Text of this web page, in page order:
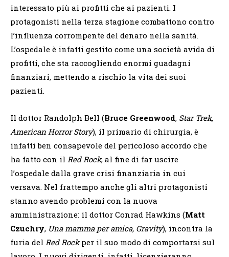
interessato più ai profitti che ai pazienti. I
protagonisti nella terza stagione combattono contro
l’influenza corrompente del denaro nella sanità.
L’ospedale è infatti gestito come una società avida di
profitti, che sta raccogliendo enormi guadagni
finanziari, mettendo a rischio la vita dei suoi
pazienti.
Il dottor Randolph Bell (Bruce Greenwood, Star Trek,
American Horror Story), il primario di chirurgia, è
infatti ben consapevole del pericoloso accordo che
ha fatto con il Red Rock, al fine di far uscire
l’ospedale dalla grave crisi finanziaria in cui
versava. Nel frattempo anche gli altri protagonisti
stanno avendo problemi con la nuova
amministrazione: il dottor Conrad Hawkins (Matt
Czuchry, Una mamma per amica, Gravity), incontra la
furia del Red Rockper il suo modo di comportarsi sul